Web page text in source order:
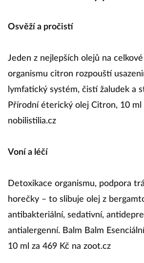
Osvěží a pročistí
Jeden z nejlepších olejů na
organismu citron rozpouští
lymfatický systém, čistí žaludek a
Přírodní éterický olej Citron, 10 ml
nobilistilia.cz
Voní a léčí
Detoxikace organismu, podpora
horečky – to slibuje olej z
antibakteriální, sedativní,
antialergenní. Balm Balm
10 ml za 469 Kč na zoot.cz